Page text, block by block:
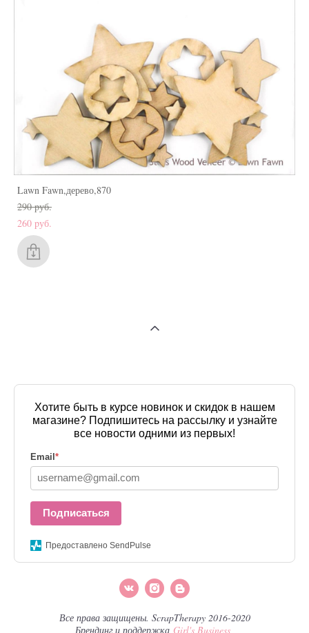
Lawn Fawn,дерево,870
290 pуб.
260 pуб.
Хотите быть в курсе новинок и скидок в нашем
магазине? Подпишитесь на рассылку и узнайте
все новости одними из первых!
Email*
Подписаться
Предоставлено SendPulse
Все права защищены. ScrapTherapy 2016-2020
Брендинг и поддержка Girl's Business